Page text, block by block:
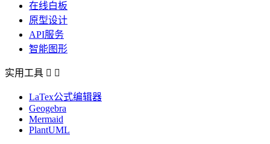
在线白板
原型设计
API服务
智能图形
实用工具  
LaTex公式编辑器
Geogebra
Mermaid
PlantUML